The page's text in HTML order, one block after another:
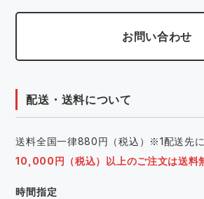
お問い合わせ
配送・送料について
送料全国一律880円（税込）※1配送先
10,000円（税込）以上のご注文は送料
時間指定